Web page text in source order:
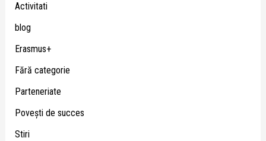
Activitati
blog
Erasmus+
Fără categorie
Parteneriate
Poveşti de succes
Stiri